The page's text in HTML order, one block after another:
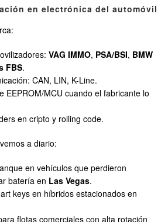
en electrónica del automóvil
VAG IMMO, PSA/BSI, BMW
FBS.
CAN, LIN, K-Line.
EEPROM/MCU cuando el fabricante lo
en cripto y rolling code.
a diario:
en vehículos que perdieron
batería en Las Vegas.
keys en híbridos estacionados en
flotas comerciales con alta rotación